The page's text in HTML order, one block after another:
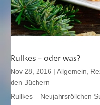
Rullkes – oder was?
Nov 28, 2016 |Allgemein,
den Büchern
Rullkes – Neujahrsröllchen